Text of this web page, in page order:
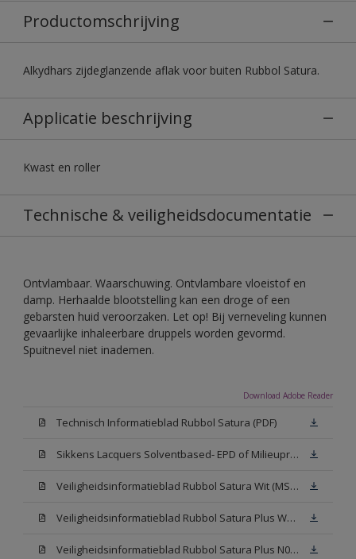
Productomschrijving
Alkydhars zijdeglanzende aflak voor buiten Rubbol Satura.
Applicatie beschrijving
Kwast en roller
Technische & veiligheidsdocumentatie
Ontvlambaar. Waarschuwing. Ontvlambare vloeistof en
damp. Herhaalde blootstelling kan een droge of een
gebarsten huid veroorzaken. Let op! Bij verneveling kunnen
gevaarlijke inhaleerbare druppels worden gevormd.
Spuitnevel niet inademen.
Download Adobe Reader
Technisch Informatieblad Rubbol Satura (PDF)
Sikkens Lacquers Solventbased- EPD of Milieuproductverklaring
Veiligheidsinformatieblad Rubbol Satura Wit (MSDS)
Veiligheidsinformatieblad Rubbol Satura Plus W05 (MSDS)
Veiligheidsinformatieblad Rubbol Satura Plus N00 (MSDS)